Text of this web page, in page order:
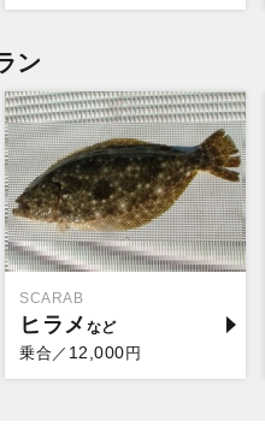
ン
SCARAB
ヒラメ
乗合／ 12,000円